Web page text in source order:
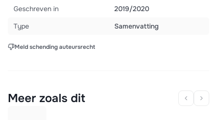
Geschreven in
2019/2020
Type
Samenvatting
Meld schending auteursrecht
Meer zoals dit